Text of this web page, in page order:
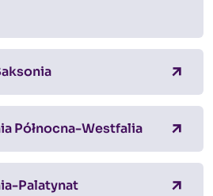
Północna-Westfalia
Palatynat